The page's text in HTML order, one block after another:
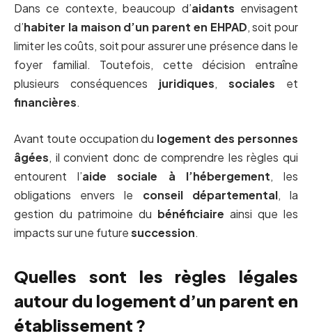
Dans ce contexte, beaucoup d’aidants envisagent
d’habiter la maison d’un parent en EHPAD, soit pour
limiter les coûts, soit pour assurer une présence dans le
foyer familial. Toutefois, cette décision entraîne
plusieurs conséquences juridiques, sociales et
financières.
Avant toute occupation du logement des personnes
âgées, il convient donc de comprendre les règles qui
entourent l’aide sociale à l’hébergement, les
obligations envers le conseil départemental, la
gestion du patrimoine du bénéficiaire ainsi que les
impacts sur une futuresuccession.
Quelles sont les règles légales
autour du logement d’un parent en
établissement ?